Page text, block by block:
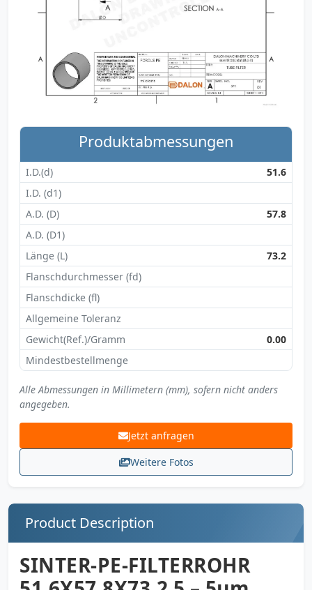
Produktabmessungen
I.D.(d)
51.6
I.D. (d1)
A.D. (D)
57.8
A.D. (D1)
Länge (L)
73.2
Flanschdurchmesser (fd)
Flanschdicke (fl)
Allgemeine Toleranz
Gewicht(Ref.)/Gramm
0.00
Mindestbestellmenge
Alle Abmessungen in Millimetern (mm), sofern nicht anders
angegeben.
Jetzt anfragen
Weitere Fotos
Product Description
SINTER-PE-FILTERROHR